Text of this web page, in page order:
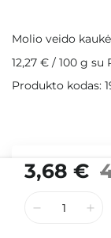
3,68 €
Molio veido kaukė
12,27 € / 100 g su
Produkto kodas: